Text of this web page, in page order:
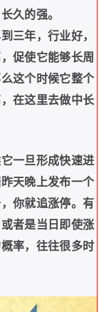
久的强。
三年，行业好，
促使它能够长周
这个时候它整个
在这里去做中长
一旦形成快速进
天晚上发布一个
你就追涨停。有
者是当日即使涨
率，往往很多时